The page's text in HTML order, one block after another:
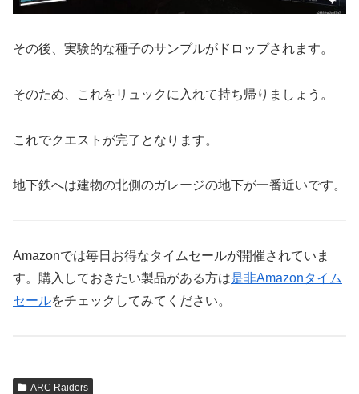
その後、実験的な種子のサンプルがドロップされます。
そのため、これをリュックに入れて持ち帰りましょう。
これでクエストが完了となります。
地下鉄へは建物の北側のガレージの地下が一番近いです。
Amazonでは毎日お得なタイムセールが開催されていま
す。購入しておきたい製品がある方は是非Amazonタイム
セールをチェックしてみてください。
ARC Raiders